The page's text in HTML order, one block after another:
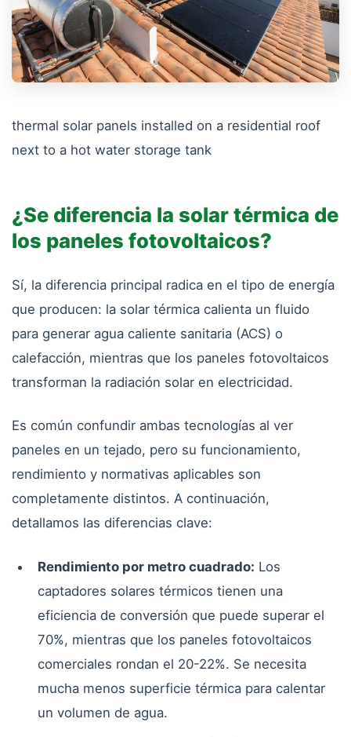
thermal solar panels installed on a residential roof
next to a hot water storage tank
¿Se diferencia la solar térmica de
los paneles fotovoltaicos?
Sí, la diferencia principal radica en el tipo de energía
que producen: la solar térmica calienta un fluido
para generar agua caliente sanitaria (ACS) o
calefacción, mientras que los paneles fotovoltaicos
transforman la radiación solar en electricidad.
Es común confundir ambas tecnologías al ver
paneles en un tejado, pero su funcionamiento,
rendimiento y normativas aplicables son
completamente distintos. A continuación,
detallamos las diferencias clave:
Rendimiento por metro cuadrado: Los
captadores solares térmicos tienen una
eficiencia de conversión que puede superar el
70%, mientras que los paneles fotovoltaicos
comerciales rondan el 20-22%. Se necesita
mucha menos superficie térmica para calentar
un volumen de agua.